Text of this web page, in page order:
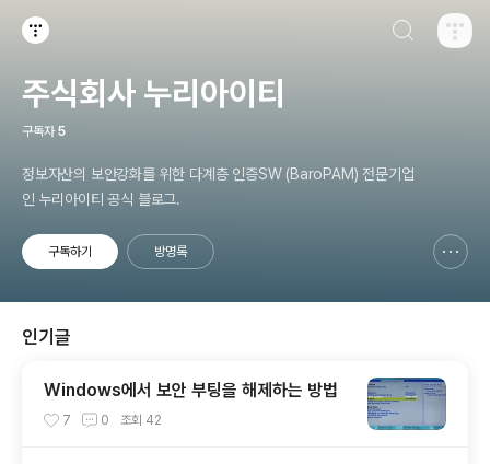
주식회사 누리아이티
구독자 5
정보자산의 보안강화를 위한 다계층 인증SW (BaroPAM) 전문기업
인 누리아이티 공식 블로그.
구독하기 방명록
인기글
Windows에서 보안 부팅을 해제하는 방법
7 0 조회 42